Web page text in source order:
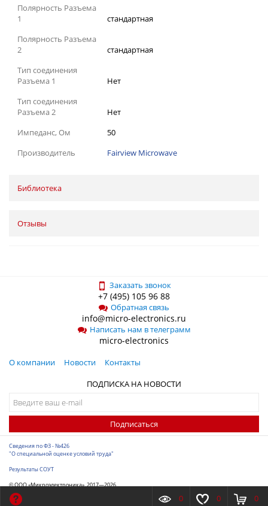
Полярность Разъема
1
стандартная
Полярность Разъема
2
стандартная
Тип соединения
Разъема 1
Нет
Тип соединения
Разъема 2
Нет
Импеданс, Ом
50
Производитель
Fairview Microwave
Библиотека
Отзывы
Заказать звонок
+7 (495) 105 96 88
Обратная связь
info@micro-electronics.ru
Написать нам в телеграмм
micro-electronics
О компании Новости
Контакты
ПОДПИСКА НА НОВОСТИ
Подписаться
Сведения по ФЗ - №426
"О специальной оценке условий труда"
Результаты СОУТ
© ООО «Микроэлектроника», 2017—2026
Разработка сайта
0 0 0